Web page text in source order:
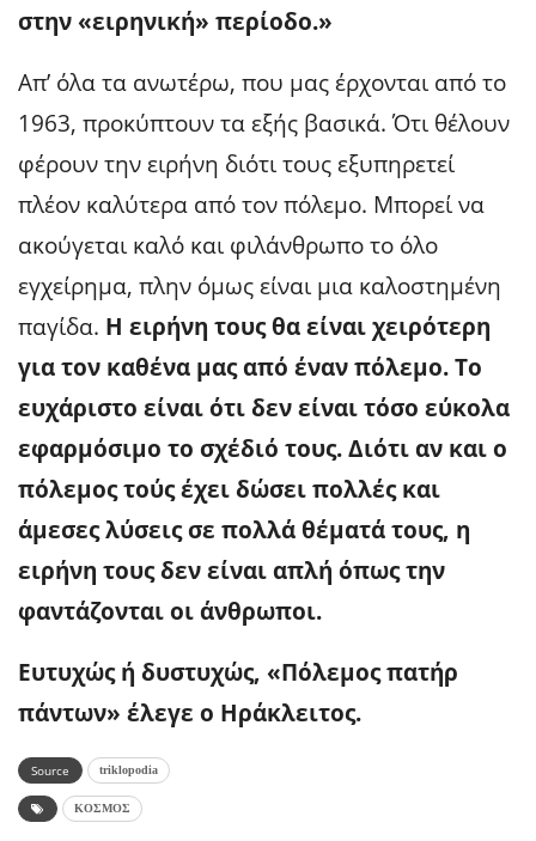
στην «ειρηνική» περίοδο.»
Απ’ όλα τα ανωτέρω, που μας έρχονται από το
1963, προκύπτουν τα εξής βασικά. Ότι θέλουν
φέρουν την ειρήνη διότι τους εξυπηρετεί
πλέον καλύτερα από τον πόλεμο. Μπορεί να
ακούγεται καλό και φιλάνθρωπο το όλο
εγχείρημα, πλην όμως είναι μια καλοστημένη
παγίδα. Η ειρήνη τους θα είναι χειρότερη
για τον καθένα μας από έναν πόλεμο. Το
ευχάριστο είναι ότι δεν είναι τόσο εύκολα
εφαρμόσιμο το σχέδιό τους. Διότι αν και ο
πόλεμος τούς έχει δώσει πολλές και
άμεσες λύσεις σε πολλά θέματά τους, η
ειρήνη τους δεν είναι απλή όπως την
φαντάζονται οι άνθρωποι.
Ευτυχώς ή δυστυχώς, «Πόλεμος πατήρ
πάντων» έλεγε ο Ηράκλειτος.
Source triklopodia
ΚΟΣΜΟΣ